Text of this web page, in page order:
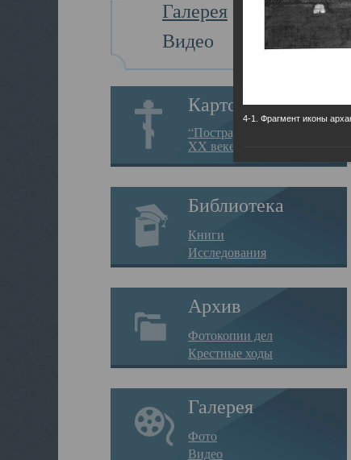
Галерея
Видео
Картотека
“Пострадавшие за веру в
XX веке на Севере”
Библиотека
Книги
Исследования
Архив
Фотокопии дел
Крестные ходы
Галерея
Фото
Видео
4-1. Фрагмент иконы